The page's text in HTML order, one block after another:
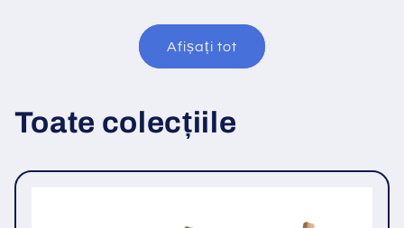
Afișați tot
Toate colecțiile